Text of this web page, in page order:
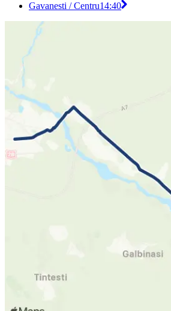
Gavanesti / Centru14:40